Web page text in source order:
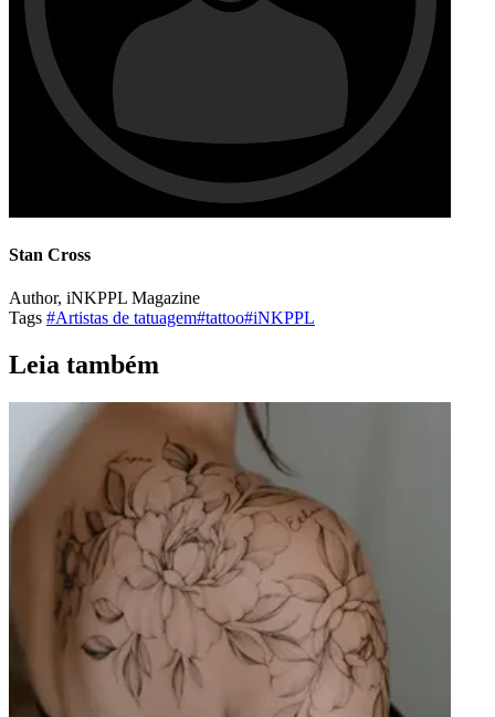
Stan Cross
Author, iNKPPL Magazine
Tags #Artistas de tatuagem#tattoo#iNKPPL
Leia também